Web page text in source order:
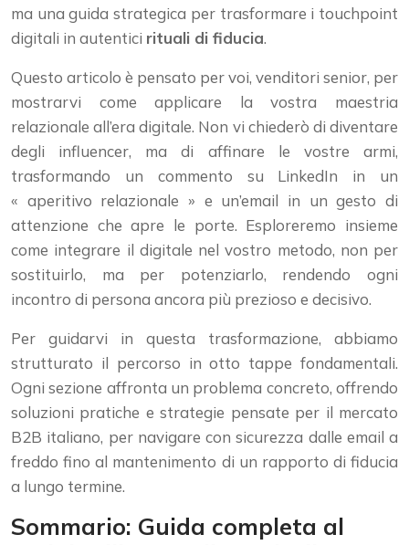
ma una guida strategica per trasformare i touchpoint
digitali in autentici rituali di fiducia.
Questo articolo è pensato per voi, venditori senior, per
mostrarvi come applicare la vostra maestria
relazionale all’era digitale. Non vi chiederò di diventare
degli influencer, ma di affinare le vostre armi,
trasformando un commento su LinkedIn in un
« aperitivo relazionale » e un’email in un gesto di
attenzione che apre le porte. Esploreremo insieme
come integrare il digitale nel vostro metodo, non per
sostituirlo, ma per potenziarlo, rendendo ogni
incontro di persona ancora più prezioso e decisivo.
Per guidarvi in questa trasformazione, abbiamo
strutturato il percorso in otto tappe fondamentali.
Ogni sezione affronta un problema concreto, offrendo
soluzioni pratiche e strategie pensate per il mercato
B2B italiano, per navigare con sicurezza dalle email a
freddo fino al mantenimento di un rapporto di fiducia
a lungo termine.
Sommario: Guida completa al